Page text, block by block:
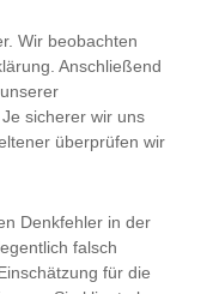
Wir beobachten
Anschließend
sicherer wir uns
überprüfen wir
Denkfehler in der
falsch
für die